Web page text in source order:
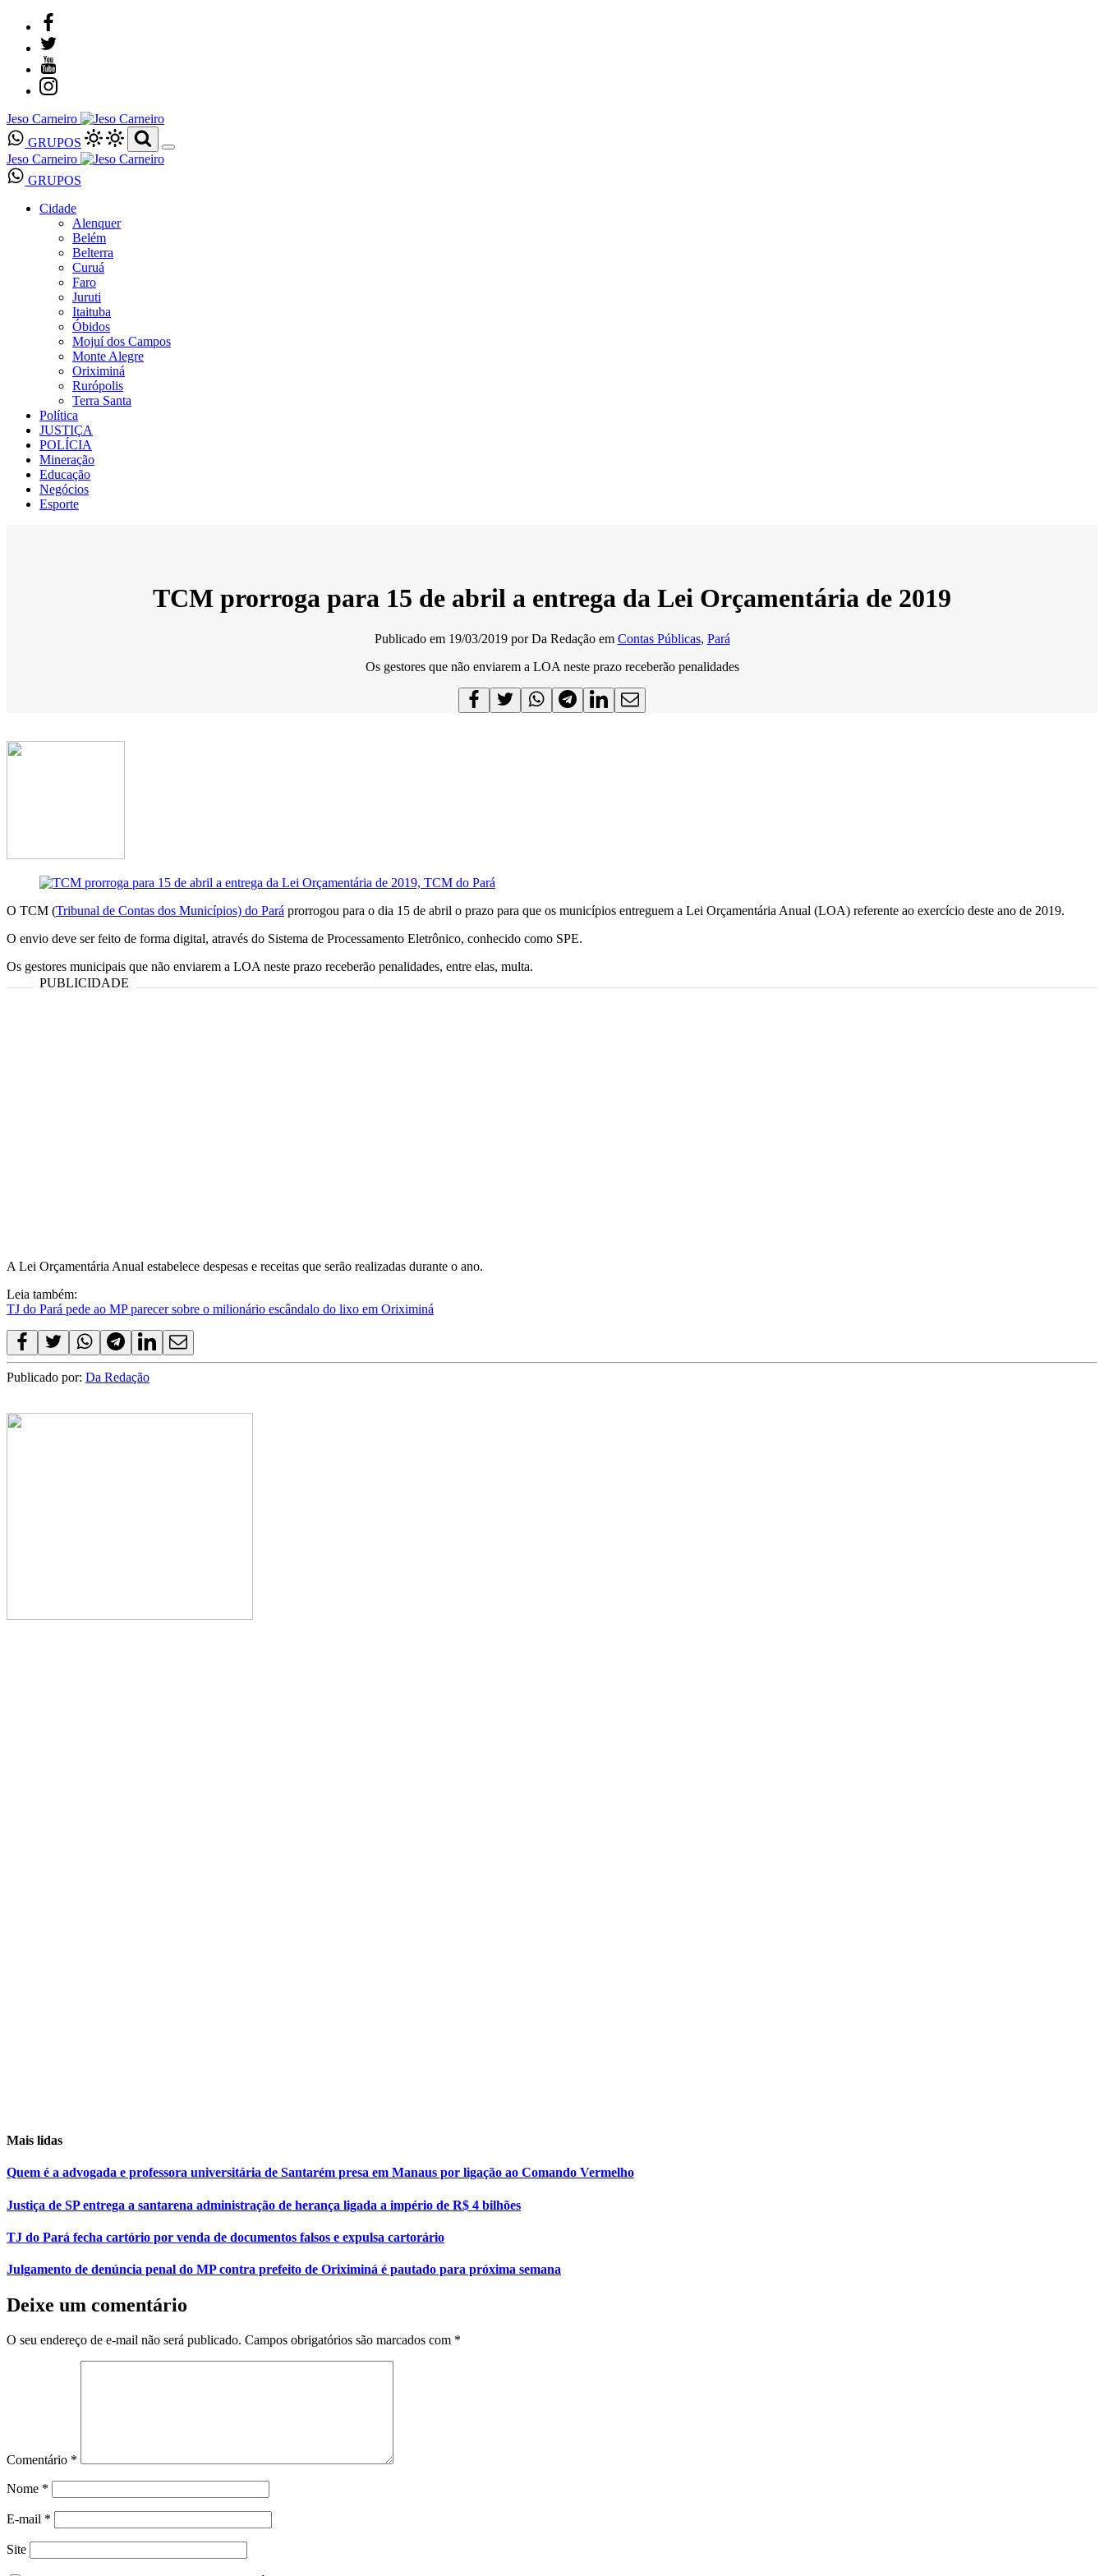
Jeso Carneiro
GRUPOS
Jeso Carneiro
GRUPOS
Cidade
Alenquer
Belém
Belterra
Curuá
Faro
Juruti
Itaituba
Óbidos
Mojuí dos Campos
Monte Alegre
Oriximiná
Rurópolis
Terra Santa
Política
JUSTIÇA
POLÍCIA
Mineração
Educação
Negócios
Esporte
TCM prorroga para 15 de abril a entrega da Lei Orçamentária de 2019
Publicado em 19/03/2019 porDa Redação em Contas Públicas, Pará
Os gestores que não enviarem a LOA neste prazo receberão penalidades
O TCM (Tribunal de Contas dos Municípios) do Pará prorrogou para o dia 15 de abril o prazo para que os municípios entreguem a Lei Orçamentária Anual (LOA) referente ao exercício deste ano de 2019.
O envio deve ser feito de forma digital, através do Sistema de Processamento Eletrônico, conhecido como SPE.
Os gestores municipais que não enviarem a LOA neste prazo receberão penalidades, entre elas, multa.
A Lei Orçamentária Anual estabelece despesas e receitas que serão realizadas durante o ano.
Leia também:
TJ do Pará pede ao MP parecer sobre o milionário escândalo do lixo em Oriximiná
Publicado por: Da Redação
Mais lidas
Quem é a advogada e professora universitária de Santarém presa em Manaus por ligação ao Comando Vermelho
Justiça de SP entrega a santarena administração de herança ligada a império de R$ 4 bilhões
TJ do Pará fecha cartório por venda de documentos falsos e expulsa cartorário
Julgamento de denúncia penal do MP contra prefeito de Oriximiná é pautado para próxima semana
Deixe um comentário
O seu endereço de e-mail não será publicado. Campos obrigatórios são marcados com *
Comentário *
Nome *
E-mail *
Site